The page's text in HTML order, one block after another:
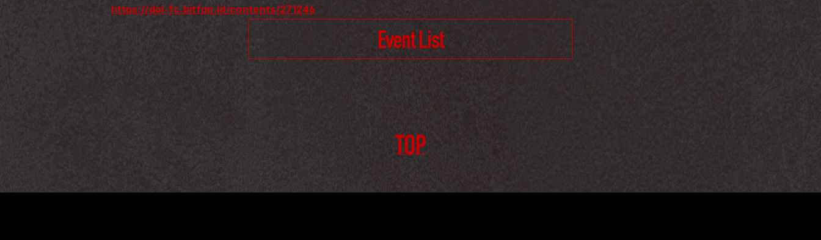
https://dol-fc.bitfan.id/contents/271246
Event List
TOP